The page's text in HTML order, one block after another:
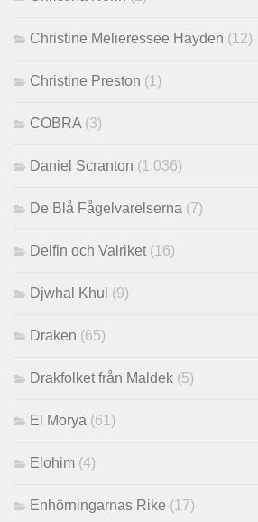
Christine Melieressee Hayden (12)
Christine Preston (1)
COBRA (3)
Daniel Scranton (1,036)
De Blå Fågelvarelserna (7)
Delfin och Valriket (16)
Djwhal Khul (9)
Draken (65)
Drakfolket från Maldek (5)
El Morya (61)
Elohim (4)
Enhörningarnas Rike (17)